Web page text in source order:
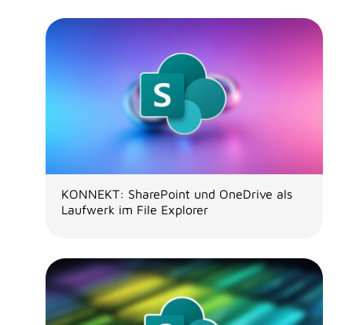
KONNEKT: SharePoint und OneDrive als
Laufwerk im File Explorer